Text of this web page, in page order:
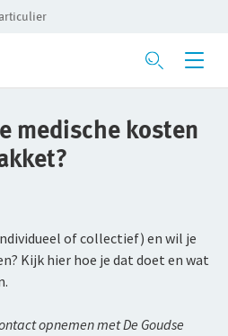
medische kosten
of collectief) en wil je
Kijk hier hoe je dat doet en wat
opnemen met De Goudse